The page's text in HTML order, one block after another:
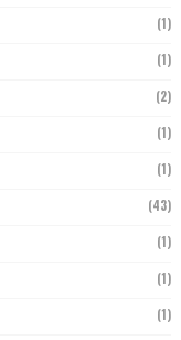
(1)
(1)
(2)
(1)
(1)
(43)
(1)
(1)
(1)